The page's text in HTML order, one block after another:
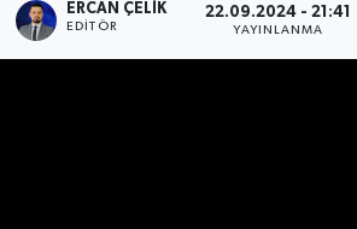
ERCAN ÇELIK
EDITÖR
22.09.2024 - 21:41
YAYINLANMA